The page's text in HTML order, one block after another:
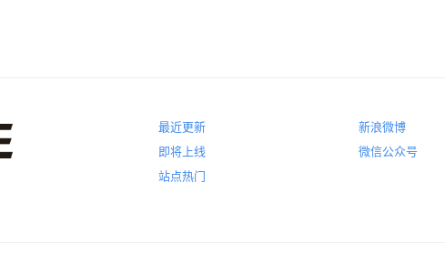
最近更新
即将上线
站点热门
新浪微博
微信公众号